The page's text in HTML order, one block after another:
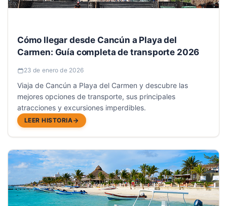
Cómo llegar desde Cancún a Playa del
Carmen: Guía completa de transporte 2026
23 de enero de 2026
Viaja de Cancún a Playa del Carmen y descubre las
mejores opciones de transporte, sus principales
atracciones y excursiones imperdibles.
LEER HISTORIA